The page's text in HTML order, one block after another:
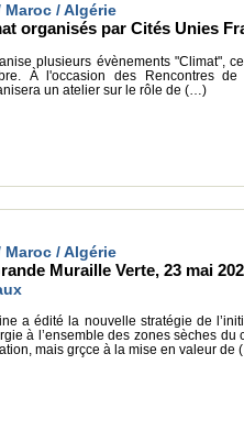
/ Algérie
organisés par Cités Unies
plusieurs évènements "Climat",
À l'occasion des Rencontres
un atelier sur le rôle de (…)
/ Algérie
Muraille Verte, 23 mai
a édité la nouvelle stratégie de
à l’ensemble des zones sèches
mais grçce à la mise en valeur de